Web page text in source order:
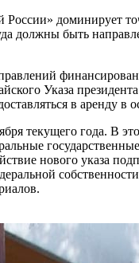
доминирует
должны быть
Указа
в
текущего года.
нового указа